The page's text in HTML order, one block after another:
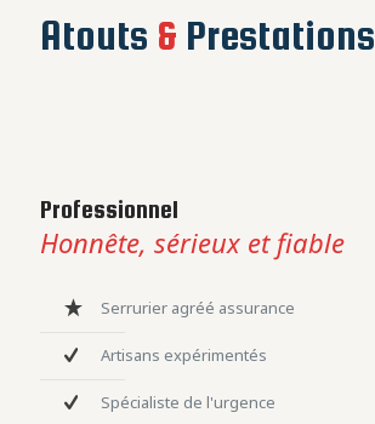
Atouts & Prestations
Professionnel
Honnête, sérieux et fiable
Serrurier agréé assurance
Artisans expérimentés
Spécialiste de l'urgence